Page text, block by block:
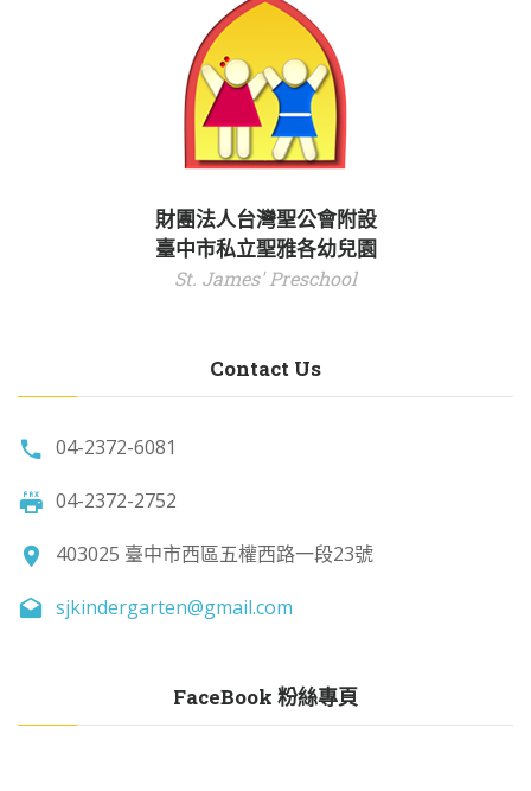
財團法人台灣聖公會附設
臺中市私立聖雅各幼兒園
St. James' Preschool
Contact Us
04-2372-6081
04-2372-2752
403025 臺中市西區五權西路一段23號
sjkindergarten@gmail.com
FaceBook 粉絲專頁